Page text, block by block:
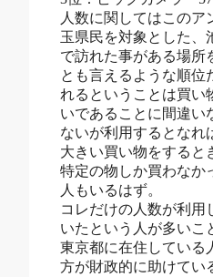
人数に関してはこのア
玉県民を対象とした、
で訪れた事がある場所
とも言えるような順位
れるということは買い
いであることに間違い
ないが利用するとなれ
大きい買い物をすると
特定の物しか買わなか
人もいるはず。
コレだけの人数が利用
いたという人が多いこ
東京都に在住している
方が財政的に助けてい